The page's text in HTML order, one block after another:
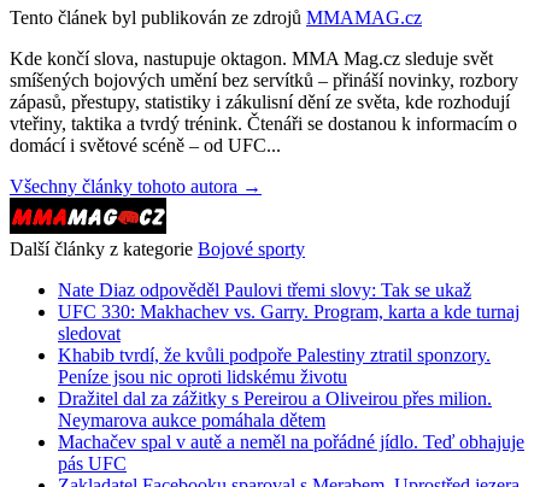
Tento článek byl publikován ze zdrojů MMAMAG.cz
Kde končí slova, nastupuje oktagon. MMA Mag.cz sleduje svět
smíšených bojových umění bez servítků – přináší novinky, rozbory
zápasů, přestupy, statistiky i zákulisní dění ze světa, kde rozhodují
vteřiny, taktika a tvrdý trénink. Čtenáři se dostanou k informacím o
domácí i světové scéně – od UFC...
Všechny články tohoto autora →
Další články z kategorie Bojové sporty
Nate Diaz odpověděl Paulovi třemi slovy: Tak se ukaž
UFC 330: Makhachev vs. Garry. Program, karta a kde turnaj
sledovat
Khabib tvrdí, že kvůli podpoře Palestiny ztratil sponzory.
Peníze jsou nic oproti lidskému životu
Dražitel dal za zážitky s Pereirou a Oliveirou přes milion.
Neymarova aukce pomáhala dětem
Machačev spal v autě a neměl na pořádné jídlo. Teď obhajuje
pás UFC